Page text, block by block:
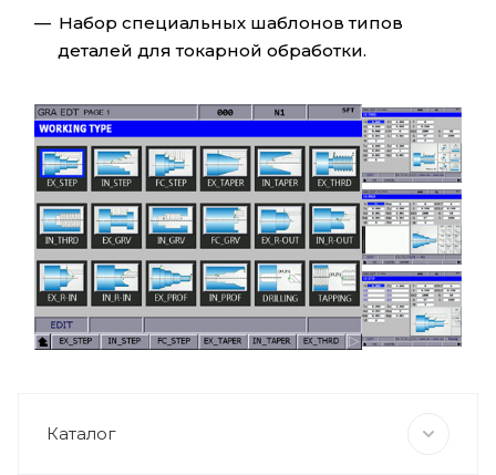
Набор специальных шаблонов типов
деталей для токарной обработки.
Каталог